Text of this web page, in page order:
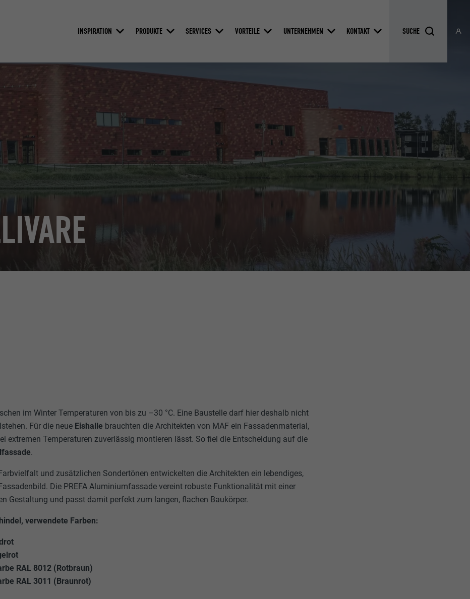
INSPIRATION PRODUKTE SERVICES VORTEILE UNTERNEHMEN KONTAKT
im Winter Temperaturen von bis zu –30 °C. Eine Baustelle darf hier deshalb nicht
Für die neue Eishalle brauchten die Architekten von MAF ein Fassadenmaterial,
extremen Temperaturen zuverlässig montieren lässt. So fiel die Entscheidung auf die
.
und zusätzlichen Sondertönen entwickelten die Architekten ein lebendiges,
Die PREFA Aluminiumfassade vereint robuste Funktionalität mit einer
Gestaltung und passt damit perfekt zum langen, flachen Baukörper.
verwendete Farben:
RAL 8012 (Rotbraun)
RAL 3011 (Braunrot)